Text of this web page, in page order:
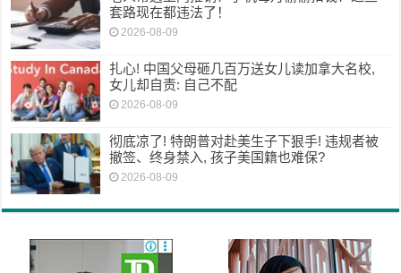
套路现在都违法了！
2026-08-09
扎心! 中国父母砸几百万送女儿读加拿大名校,
女儿却自责: 自己不配
2026-08-09
彻底凉了! 特朗普对赴美生子下狠手! 违规者被
撤签、终身禁入, 孩子美国籍也难保?
2026-08-09